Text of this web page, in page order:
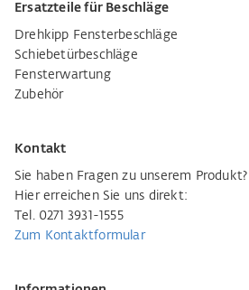
Ersatzteile für Beschläge
Drehkipp Fensterbeschläge
Schiebetürbeschläge
Fensterwartung
Zubehör
Kontakt
Sie haben Fragen zu unserem Produkt?
Hier erreichen Sie uns direkt:
Tel. 0271 3931-1555
Zum Kontaktformular